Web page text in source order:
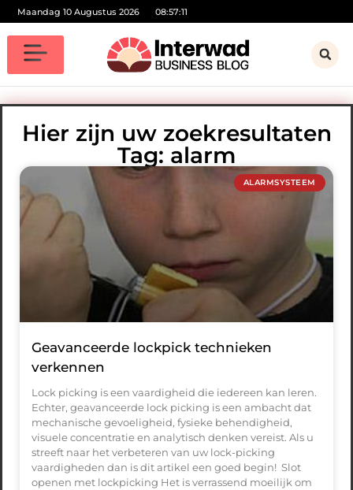
Maandag 10 Augustus 2026 08:57:12
Hier zijn uw zoekresultaten
Tag: alarm
ALARMSYSTEEM
Geavanceerde lockpick technieken
verkennen
Lock picking is een vaardigheid die iedereen kan leren.
Echter, geavanceerde lock picking is een ambacht dat
mechanische gevoeligheid, fysieke behendigheid,
visuele concentratie en analytisch denken vereist. Als u
streeft naar het verbeteren van uw lock-picking
vaardigheden dan is dit artikel een goed begin! Slot
openen met lockpicking Het is verrassend moeilijk om